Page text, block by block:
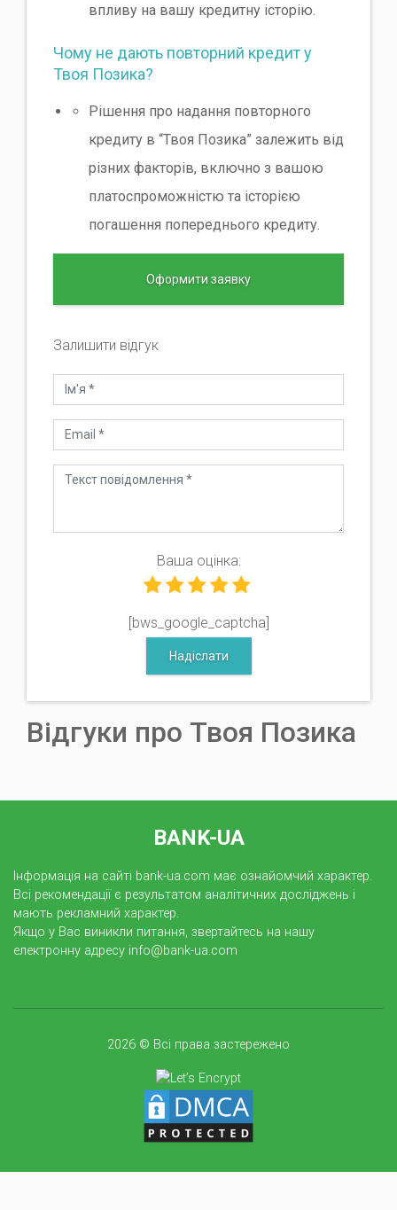
впливу на вашу кредитну історію.
Чому не дають повторний кредит у
Твоя Позика?
Рішення про надання повторного
кредиту в “Твоя Позика” залежить від
різних факторів, включно з вашою
платоспроможністю та історією
погашення попереднього кредиту.
Оформити заявку
Залишити відгук
Ваша оцінка:
[bws_google_captcha]
Надіслати
Відгуки про Твоя Позика
BANK-UA
Інформація на сайті bank-ua.com має ознайомчий характер.
Всі рекомендації є результатом аналітичних досліджень і
мають рекламний характер.
Якщо у Вас виникли питання, звертайтесь на нашу
електронну адресу info@bank-ua.com
2026 © Всі права застережено